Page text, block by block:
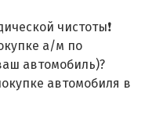
чистоты❗
а/м по
автомобиль)?
автомобиля в